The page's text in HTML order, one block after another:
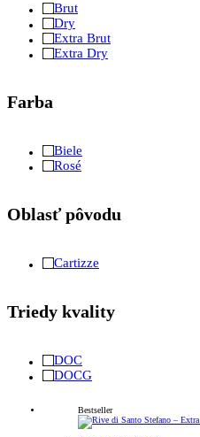
Brut
Dry
Extra Brut
Extra Dry
Farba
Biele
Rosé
Oblasť pôvodu
Cartizze
Triedy kvality
DOC
DOCG
Bestseller